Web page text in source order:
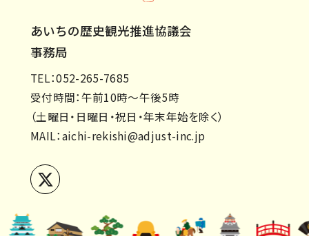
あいちの歴史観光推進協議会
事務局
TEL：052-265-7685
受付時間：午前10時～午後5時
（土曜日・日曜日・祝日・年末年始を除く）
MAIL：aichi-rekishi@adjust-inc.jp